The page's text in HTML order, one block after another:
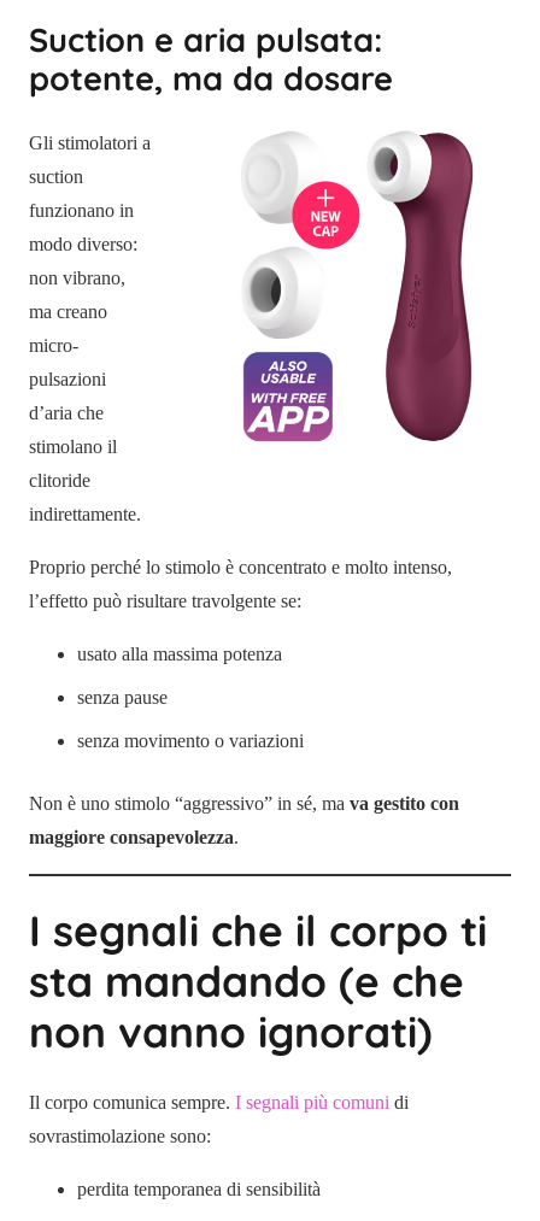
Suction e aria pulsata:
potente, ma da dosare
Gli stimolatori a
suction
funzionano in
modo diverso:
non vibrano,
ma creano
micro-
pulsazioni
d’aria che
stimolano il
clitoride
indirettamente.
Proprio perché lo stimolo è concentrato e molto intenso,
l’effetto può risultare travolgente se:
usato alla massima potenza
senza pause
senza movimento o variazioni
Non è uno stimolo “aggressivo” in sé, ma va gestito con
maggiore consapevolezza.
I segnali che il corpo ti
sta mandando (e che
non vanno ignorati)
Il corpo comunica sempre. I segnali più comuni di
sovrastimolazione sono:
perdita temporanea di sensibilità